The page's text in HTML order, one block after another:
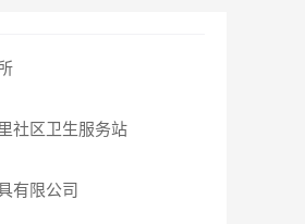
社区卫生服务站
有限公司